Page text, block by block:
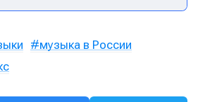
музыка в России